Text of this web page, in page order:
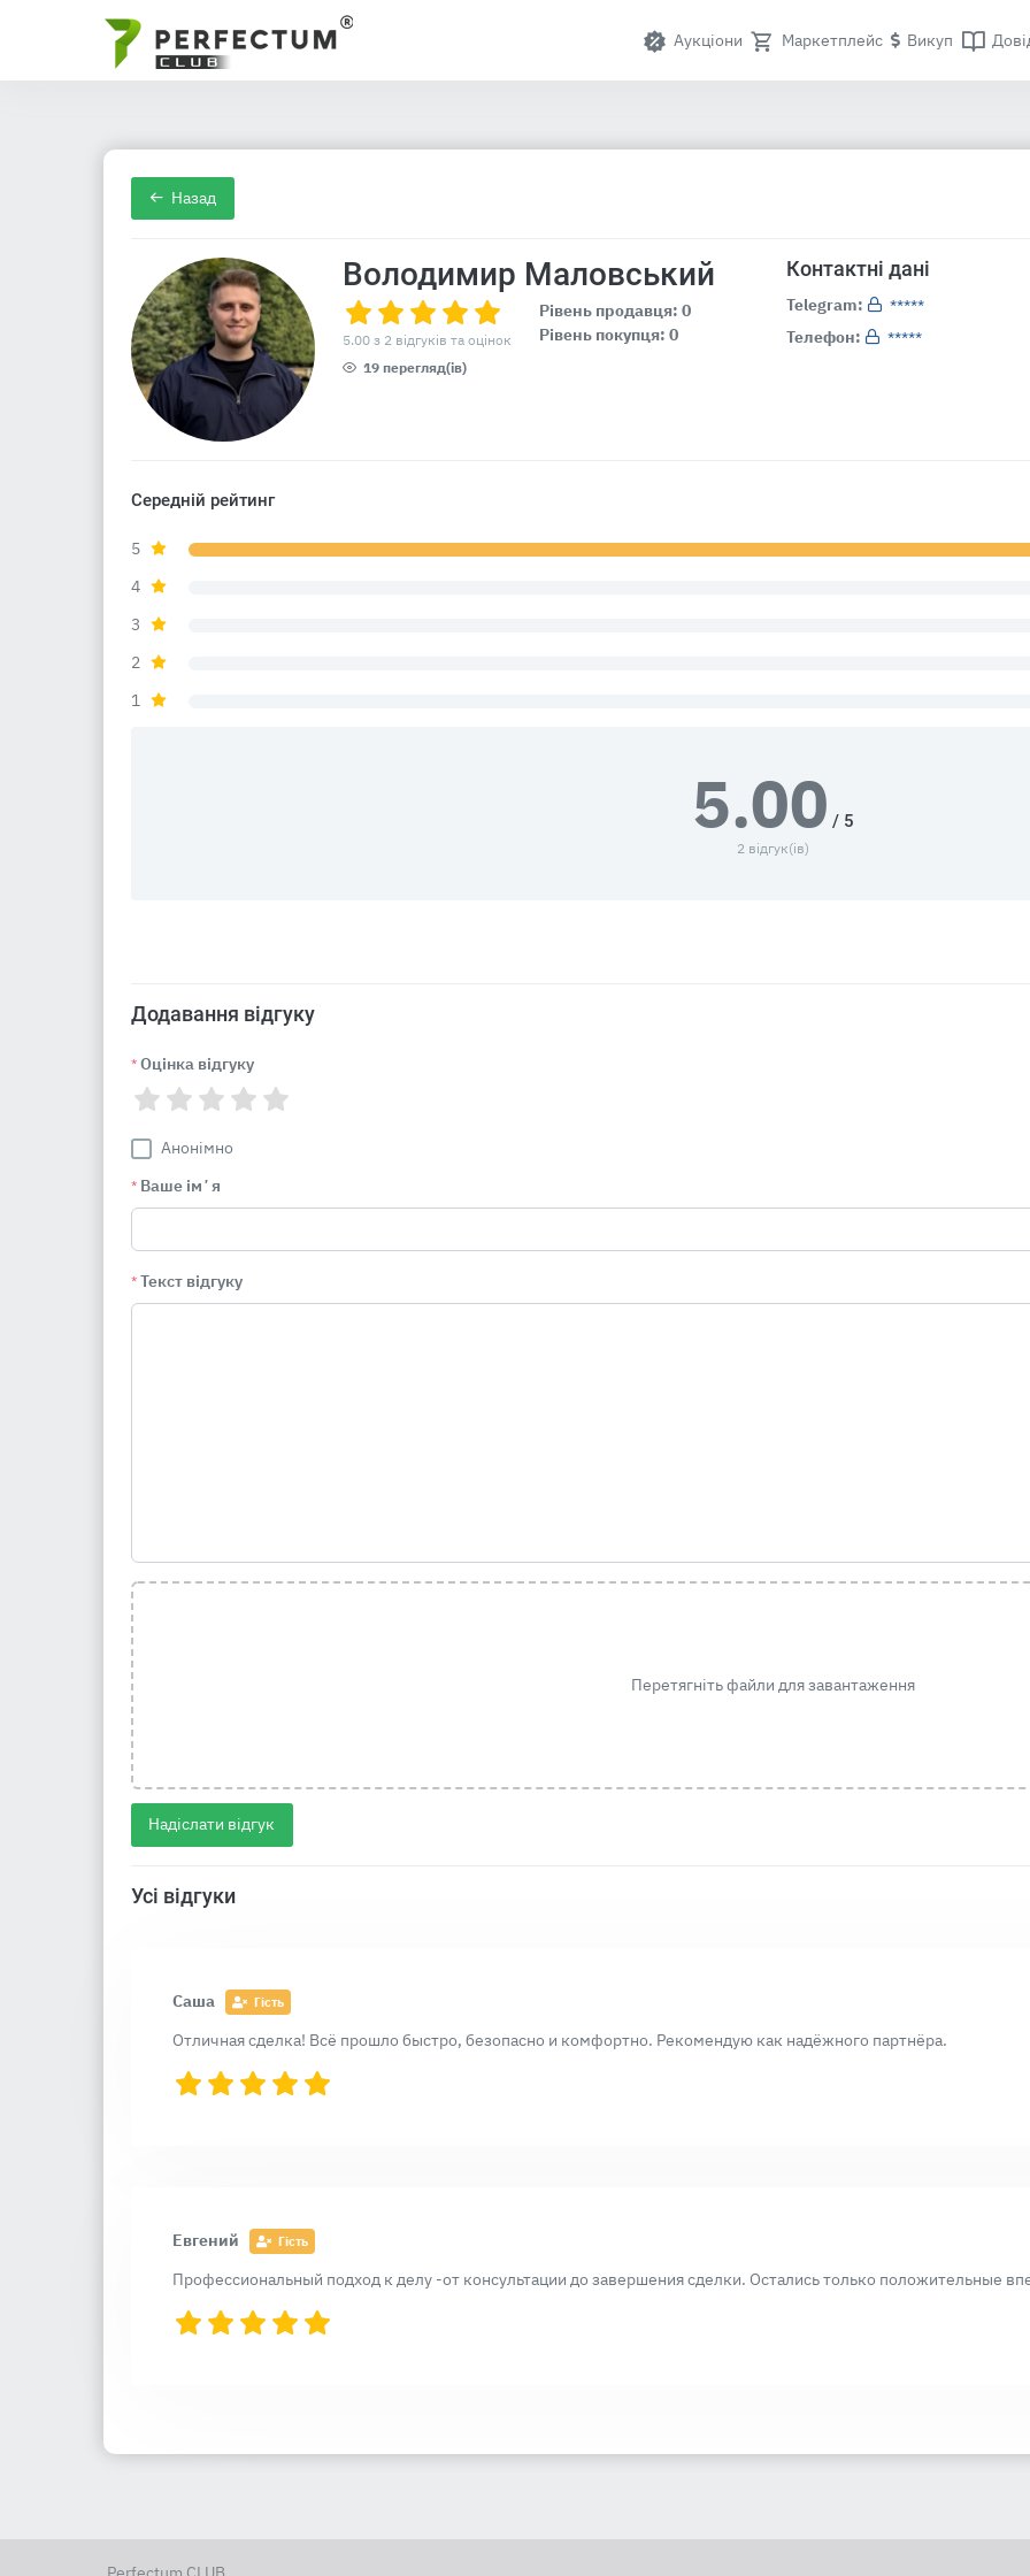
Аукціони Маркетплейс Викуп
Назад
Володимир Маловський
5.00 з 2 відгуків та оцінок
19 перегляд(ів)
Рівень продавця: 0
Рівень покупця: 0
Контактні дані
Telegram:
*****
Телефон:
*****
Середній рейтинг
5
4
3
2
1
5.00 / 5
2 відгук(ів)
Додавання відгуку
* Оцінка відгуку
Анонімно
* Ваше імʼя
* Текст відгуку
Перетягніть файли для завантаження
Надіслати відгук
Усі відгуки
Саша Гість
Отличная сделка! Всё прошло быстро, безопасно и комфортно. Рекомендую как надёжного партнёра.
Евгений Гість
Профессиональный подход к делу -от консультации до завершения сделки. Остались только положительные